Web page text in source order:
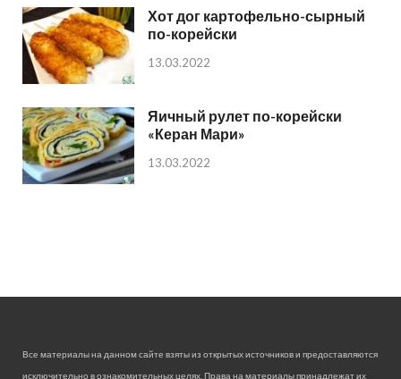
Хот дог картофельно-сырный
по-корейски
13.03.2022
Яичный рулет по-корейски
«Керан Мари»
13.03.2022
Все материалы на данном сайте взяты из открытых источников и предоставляются
исключительно в ознакомительных целях. Права на материалы принадлежат их